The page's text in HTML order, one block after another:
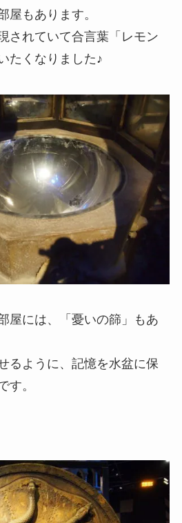
屋もあります。
されていて合言葉「レモン
たくなりました♪
屋には、「憂いの篩」もあ
るように、記憶を水盆に保
す。